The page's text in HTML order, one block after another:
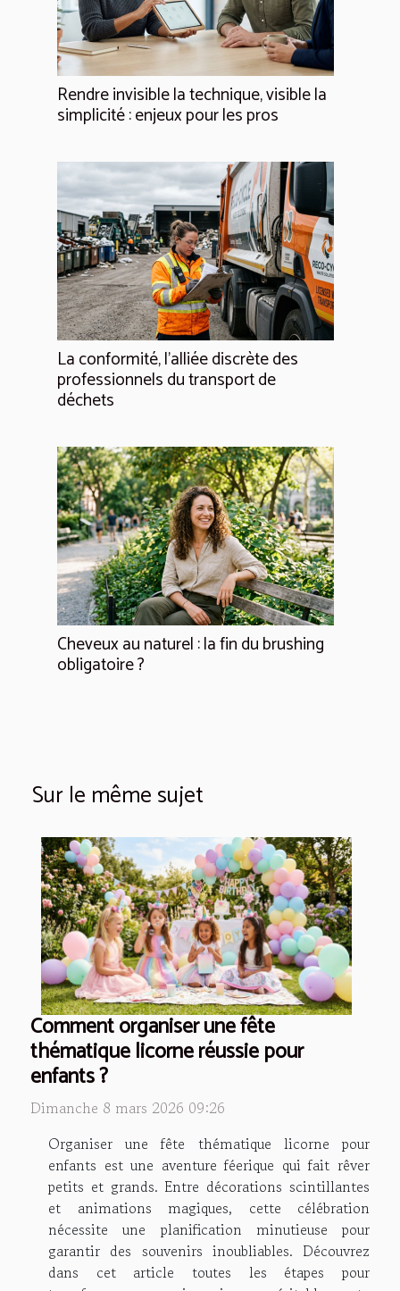
Rendre invisible la technique, visible la
simplicité : enjeux pour les pros
La conformité, l'alliée discrète des
professionnels du transport de
déchets
Cheveux au naturel : la fin du brushing
obligatoire ?
Sur le même sujet
Comment organiser une fête
thématique licorne réussie pour
enfants ?
Dimanche 8 mars 2026 09:26
Organiser une fête thématique licorne pour
enfants est une aventure féerique qui fait rêver
petits et grands. Entre décorations scintillantes
et animations magiques, cette célébration
nécessite une planification minutieuse pour
garantir des souvenirs inoubliables. Découvrez
dans cet article toutes les étapes pour